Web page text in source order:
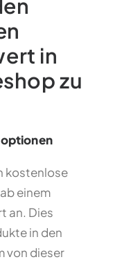
in
zu
kostenlose
einem
an. Dies
in den
von dieser